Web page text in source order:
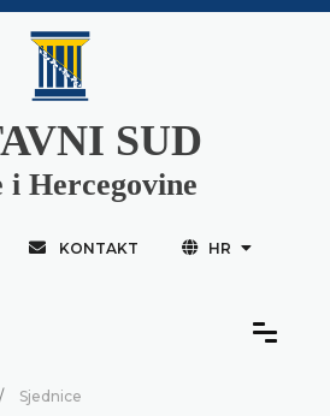
SUD
i Hercegovine
KONTAKT HR
Sjednice